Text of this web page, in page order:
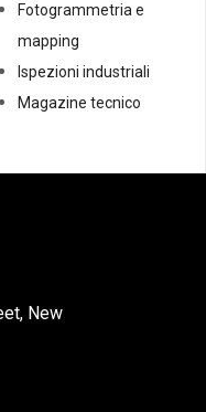
Fotogrammetria e
mapping
Ispezioni industriali
Magazine tecnico
New